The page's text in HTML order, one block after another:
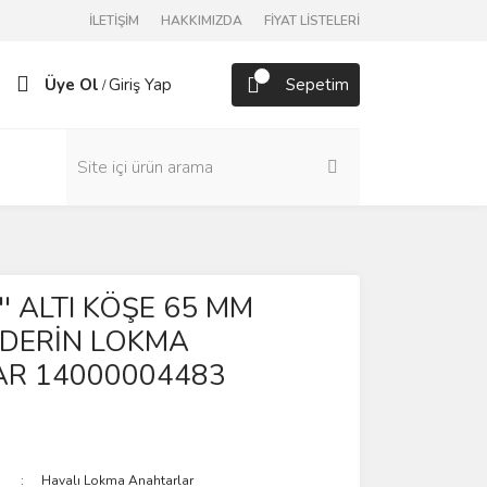
İLETİŞİM HAKKIMIZDA FİYAT LİSTELERİ
Üye Ol /Giriş Yap Sepetim
ALTI KÖŞE 65 MM
LOKMA
14000004483
Havalı Lokma Anahtarlar